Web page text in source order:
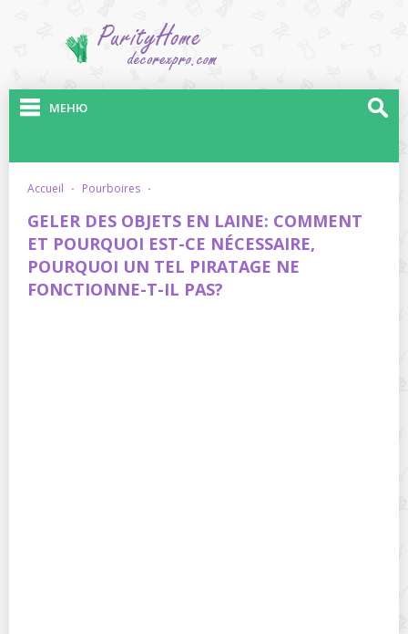
МЕНЮ
accueil · pourboires ·
GELER DES OBJETS EN LAINE: COMMENT
ET POURQUOI EST-CE NÉCESSAIRE,
POURQUOI UN TEL PIRATAGE NE
FONCTIONNE-T-IL PAS?